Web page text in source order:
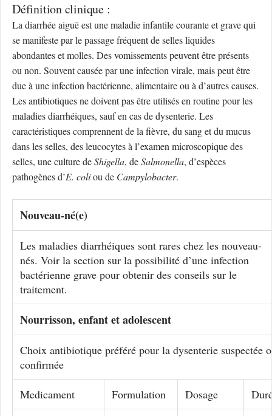
Définition clinique :
La diarrhée aiguë est une maladie infantile courante et grave qui
se manifeste par le passage fréquent de selles liquides
abondantes et molles. Des vomissements peuvent être présents
ou non. Souvent causée par une infection virale, mais peut être
due à une infection bactérienne, alimentaire ou à d’autres causes.
Les antibiotiques ne doivent pas être utilisés en routine pour les
maladies diarrhéiques, sauf en cas de dysenterie. Les
caractéristiques comprennent de la fièvre, du sang et du mucus
dans les selles, des leucocytes à l’examen microscopique des
selles, une culture deShigella, deSalmonella, d’espèces
pathogènes d’E. coliou de Campylobacter.
Nouveau-né(e)
Les maladies diarrhéiques sont rares chez les nouveau-
nés. Voir la section sur la possibilité d’une infection
bactérienne grave pour obtenir des conseils sur le
traitement.
Nourrisson, enfant et adolescent
Choix antibiotique préféré pour la dysenterie suspectée
confirmée
Medicament Formulation Dosage